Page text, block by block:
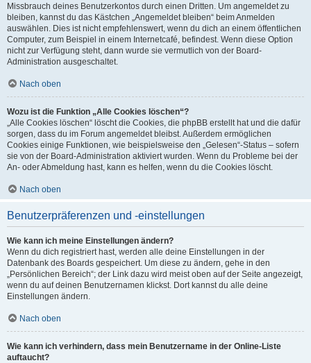
Missbrauch deines Benutzerkontos durch einen Dritten. Um angemeldet zu
bleiben, kannst du das Kästchen „Angemeldet bleiben“ beim Anmelden
auswählen. Dies ist nicht empfehlenswert, wenn du dich an einem öffentlichen
Computer, zum Beispiel in einem Internetcafé, befindest. Wenn diese Option
nicht zur Verfügung steht, dann wurde sie vermutlich von der Board-
Administration ausgeschaltet.
Nach oben
Wozu ist die Funktion „Alle Cookies löschen“?
„Alle Cookies löschen“ löscht die Cookies, die phpBB erstellt hat und die dafür
sorgen, dass du im Forum angemeldet bleibst. Außerdem ermöglichen
Cookies einige Funktionen, wie beispielsweise den „Gelesen“-Status – sofern
sie von der Board-Administration aktiviert wurden. Wenn du Probleme bei der
An- oder Abmeldung hast, kann es helfen, wenn du die Cookies löscht.
Nach oben
Benutzerpräferenzen und -einstellungen
Wie kann ich meine Einstellungen ändern?
Wenn du dich registriert hast, werden alle deine Einstellungen in der
Datenbank des Boards gespeichert. Um diese zu ändern, gehe in den
„Persönlichen Bereich“; der Link dazu wird meist oben auf der Seite angezeigt,
wenn du auf deinen Benutzernamen klickst. Dort kannst du alle deine
Einstellungen ändern.
Nach oben
Wie kann ich verhindern, dass mein Benutzername in der Online-Liste
auftaucht?